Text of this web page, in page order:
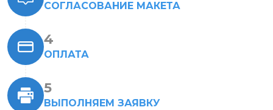
СОГЛАСОВАНИЕ МАКЕТА
ОПЛАТА
ВЫПОЛНЯЕМ ЗАЯВКУ